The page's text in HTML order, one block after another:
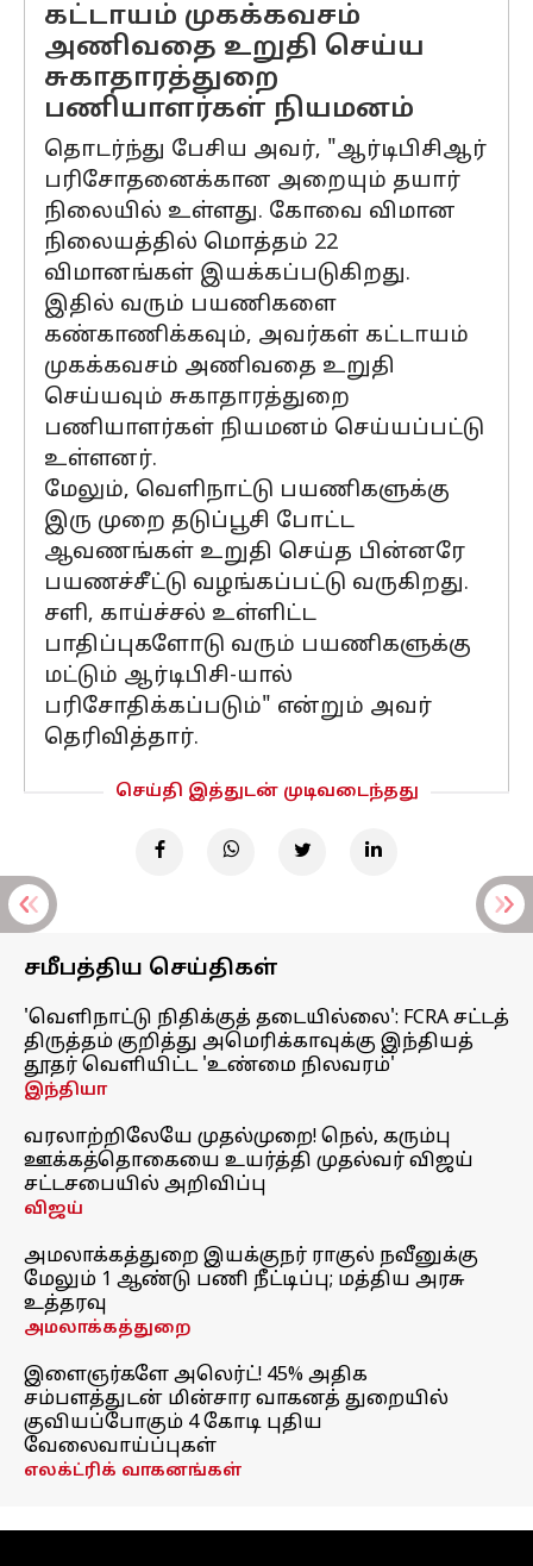
கட்டாயம் முகக்கவசம்
அணிவதை உறுதி செய்ய
சுகாதாரத்துறை
பணியாளர்கள் நியமனம்
தொடர்ந்து பேசிய அவர், "ஆர்டிபிசிஆர்
பரிசோதனைக்கான அறையும் தயார்
நிலையில் உள்ளது. கோவை விமான
நிலையத்தில் மொத்தம் 22
விமானங்கள் இயக்கப்படுகிறது.
இதில் வரும் பயணிகளை
கண்காணிக்கவும், அவர்கள் கட்டாயம்
முகக்கவசம் அணிவதை உறுதி
செய்யவும் சுகாதாரத்துறை
பணியாளர்கள் நியமனம் செய்யப்பட்டு
உள்ளனர்.
மேலும், வெளிநாட்டு பயணிகளுக்கு
இரு முறை தடுப்பூசி போட்ட
ஆவணங்கள் உறுதி செய்த பின்னரே
பயணச்சீட்டு வழங்கப்பட்டு வருகிறது.
சளி, காய்ச்சல் உள்ளிட்ட
பாதிப்புகளோடு வரும் பயணிகளுக்கு
மட்டும் ஆர்டிபிசி-யால்
பரிசோதிக்கப்படும்" என்றும் அவர்
தெரிவித்தார்.
செய்தி இத்துடன் முடிவடைந்தது
சமீபத்திய செய்திகள்
'வெளிநாட்டு நிதிக்குத் தடையில்லை': FCRA சட்டத்
திருத்தம் குறித்து அமெரிக்காவுக்கு இந்தியத்
தூதர் வெளியிட்ட 'உண்மை நிலவரம்'
இந்தியா
வரலாற்றிலேயே முதல்முறை! நெல், கரும்பு
ஊக்கத்தொகையை உயர்த்தி முதல்வர் விஜய்
சட்டசபையில் அறிவிப்பு
விஜய்
அமலாக்கத்துறை இயக்குநர் ராகுல் நவீனுக்கு
மேலும் 1 ஆண்டு பணி நீட்டிப்பு; மத்திய அரசு
உத்தரவு
அமலாக்கத்துறை
இளைஞர்களே அலெர்ட்! 45% அதிக
சம்பளத்துடன் மின்சார வாகனத் துறையில்
குவியப்போகும் 4 கோடி புதிய
வேலைவாய்ப்புகள்
எலக்ட்ரிக் வாகனங்கள்